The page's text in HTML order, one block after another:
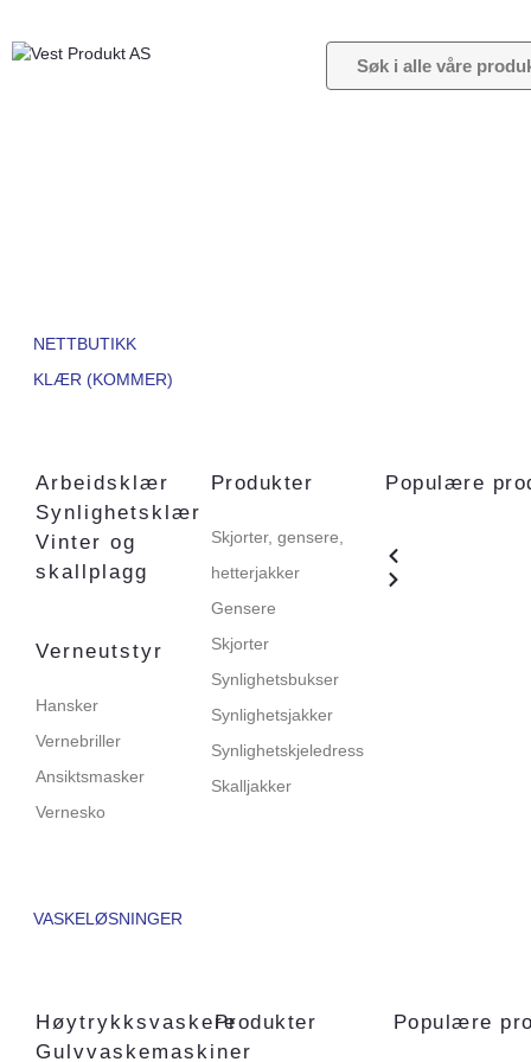
NETTBUTIKK
KLÆR (KOMMER)
Arbeidsklær
Synlighetsklær
Vinter og
skallplagg
Verneutstyr
Hansker
Vernebriller
Ansiktsmasker
Vernesko
Produkter
Skjorter, gensere,
hetterjakker
Gensere
Skjorter
Synlighetsbukser
Synlighetsjakker
Synlighetskjeledress
Skalljakker
Populære
VASKELØSNINGER
Høytrykksvaskere
Gulvvaskemaskiner
Produkter Populære